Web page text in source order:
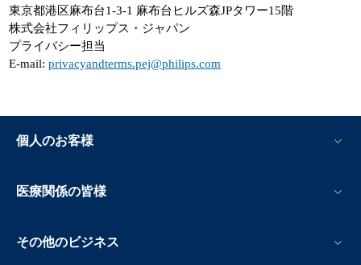
東京都港区麻布台1-3-1 麻布台ヒルズ森JPタワー15階
株式会社フィリップス・ジャパン
プライバシー担当
E-mail:privacyandterms.pej@philips.com
個人のお客様
医療関係の皆様
その他のビジネス